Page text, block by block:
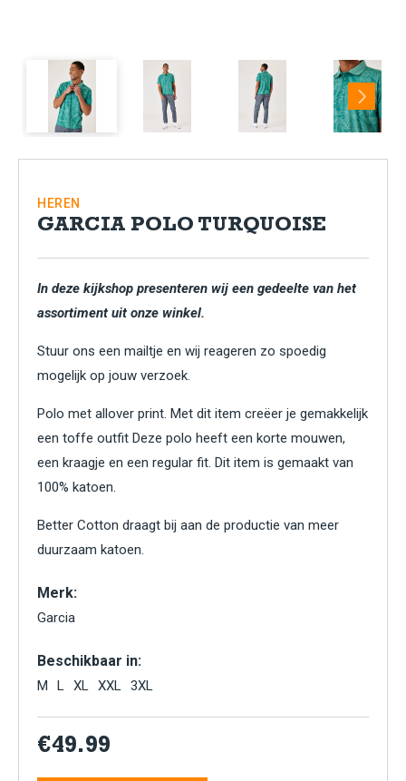
Next
HEREN
GARCIA POLO TURQUOISE
In deze kijkshop presenteren wij een gedeelte van het
assortiment uit onze winkel.
Stuur ons een mailtje en wij reageren zo spoedig
mogelijk op jouw verzoek.
Polo met allover print. Met dit item creëer je gemakkelijk
een toffe outfit Deze polo heeft een korte mouwen,
een kraagje en een regular fit. Dit item is gemaakt van
100% katoen.
Better Cotton draagt bij aan de productie van meer
duurzaam katoen.
Merk:
Garcia
Beschikbaar in:
M L XL XXL 3XL
€49.99